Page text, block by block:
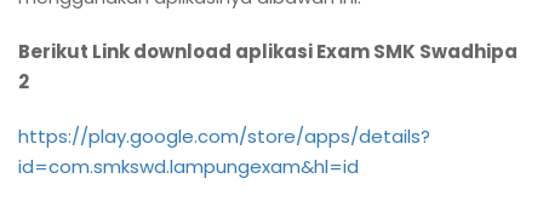
Berikut Link download aplikasi Exam SMK Swadhipa
2
https://play.google.com/store/apps/details?
id=com.smkswd.lampungexam&hl=id